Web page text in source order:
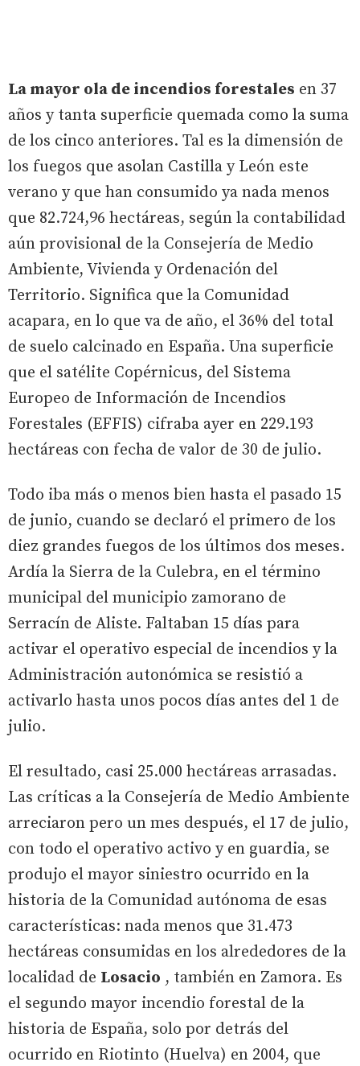
La mayor ola de incendios forestales en 37
años y tanta superficie quemada como la suma
de los cinco anteriores. Tal es la dimensión de
los fuegos que asolan Castilla y León este
verano y que han consumido ya nada menos
que 82.724,96 hectáreas, según la contabilidad
aún provisional de la Consejería de Medio
Ambiente, Vivienda y Ordenación del
Territorio. Significa que la Comunidad
acapara, en lo que va de año, el 36% del total
de suelo calcinado en España. Una superficie
que el satélite Copérnicus, del Sistema
Europeo de Información de Incendios
Forestales (EFFIS) cifraba ayer en 229.193
hectáreas con fecha de valor de 30 de julio.
Todo iba más o menos bien hasta el pasado 15
de junio, cuando se declaró el primero de los
diez grandes fuegos de los últimos dos meses.
Ardía la Sierra de la Culebra, en el término
municipal del municipio zamorano de
Serracín de Aliste. Faltaban 15 días para
activar el operativo especial de incendios y la
Administración autonómica se resistió a
activarlo hasta unos pocos días antes del 1 de
julio.
El resultado, casi 25.000 hectáreas arrasadas.
Las críticas a la Consejería de Medio Ambiente
arreciaron pero un mes después, el 17 de julio,
con todo el operativo activo y en guardia, se
produjo el mayor siniestro ocurrido en la
historia de la Comunidad autónoma de esas
características: nada menos que 31.473
hectáreas consumidas en los alrededores de la
localidad de Losacio , también en Zamora. Es
el segundo mayor incendio forestal de la
historia de España, solo por detrás del
ocurrido en Riotinto (Huelva) en 2004, que